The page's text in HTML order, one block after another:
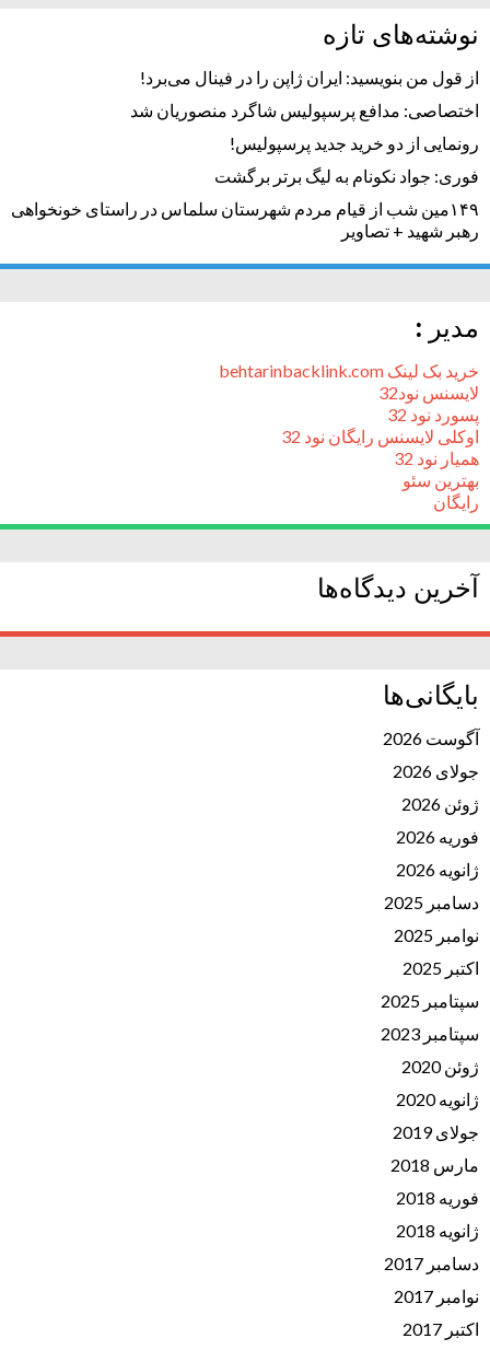
نوشته‌های تازه
از قول من بنویسید: ایران ژاپن را در فینال می‌برد!
اختصاصی: مدافع پرسپولیس شاگرد منصوریان شد
رونمایی از دو خرید جدید پرسپولیس!
فوری: جواد نکونام به لیگ برتر برگشت
۱۴۹مین شب از قیام مردم شهرستان سلماس در راستای خونخواهی
رهبر شهید + تصاویر
مدیر :
خرید بک لینک behtarinbacklink.com
لایسنس نود32
پسورد نود 32
اوکلی لایسنس رایگان نود 32
همیار نود 32
بهترین سئو
رایگان
آخرین دیدگاه‌ها
بایگانی‌ها
آگوست 2026
جولای 2026
ژوئن 2026
فوریه 2026
ژانویه 2026
دسامبر 2025
نوامبر 2025
اکتبر 2025
سپتامبر 2025
سپتامبر 2023
ژوئن 2020
ژانویه 2020
جولای 2019
مارس 2018
فوریه 2018
ژانویه 2018
دسامبر 2017
نوامبر 2017
اکتبر 2017